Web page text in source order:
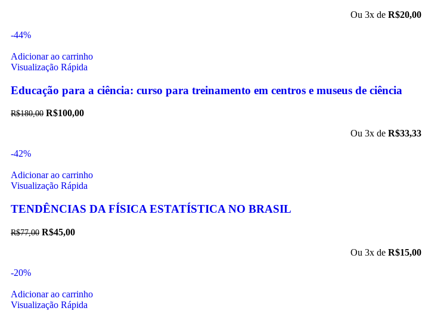
Ou 3x de R$20,00
-44%
Adicionar ao carrinho
Visualização Rápida
Educação para a ciência: curso para treinamento em centros e museus de ciência
R$180,00 R$100,00
Ou 3x de R$33,33
-42%
Adicionar ao carrinho
Visualização Rápida
TENDÊNCIAS DA FÍSICA ESTATÍSTICA NO BRASIL
R$77,00 R$45,00
Ou 3x de R$15,00
-20%
Adicionar ao carrinho
Visualização Rápida